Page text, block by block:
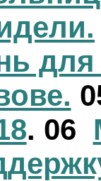
для
. 06